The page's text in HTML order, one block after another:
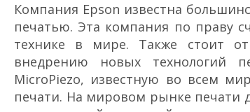
Компания Epson известна
печатью. Эта компания по праву
технике в мире. Также стоит
внедрению новых технологий
MicroPiezo, известную во всем
печати. На мировом рынке печати